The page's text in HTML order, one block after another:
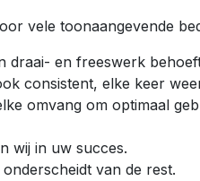
vele toonaangevende
draai- en freeswerk
consistent, elke keer
omvang om optimaal
wij in uw succes.
van de rest.